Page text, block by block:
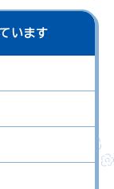
います